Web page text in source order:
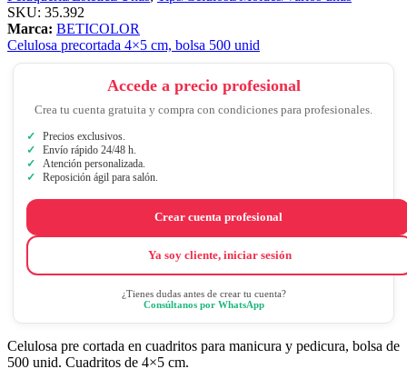
SKU: 35.392
Marca: BETICOLOR
Celulosa precortada 4×5 cm, bolsa 500 unid
Accede a precio profesional
Crea tu cuenta gratuita y compra con condiciones para profesionales.
Precios exclusivos.
Envío rápido 24/48 h.
Atención personalizada.
Reposición ágil para salón.
Crear cuenta profesional
Ya soy cliente, iniciar sesión
¿Tienes dudas antes de crear tu cuenta?
Consúltanos por WhatsApp
Celulosa pre cortada en cuadritos para manicura y pedicura, bolsa de
500 unid. Cuadritos de 4×5 cm.